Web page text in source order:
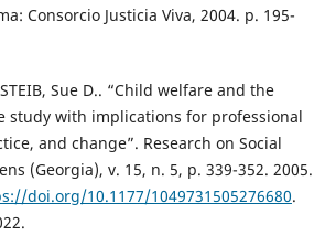
Consorcio Justicia Viva, 2004. p. 195-
STEIB, Sue D.. “Child welfare and the
study with implications for professional
and change”. Research on Social
(Georgia), v. 15, n. 5, p. 339-352. 2005.
doi.org/10.1177/1049731505276680.